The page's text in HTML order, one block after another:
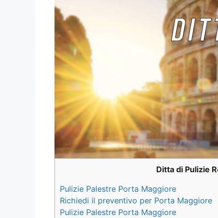
Ditta di Pulizie
Pulizie Palestre Porta Maggiore
Richiedi il preventivo per Porta Maggiore
Pulizie Palestre Porta Maggiore